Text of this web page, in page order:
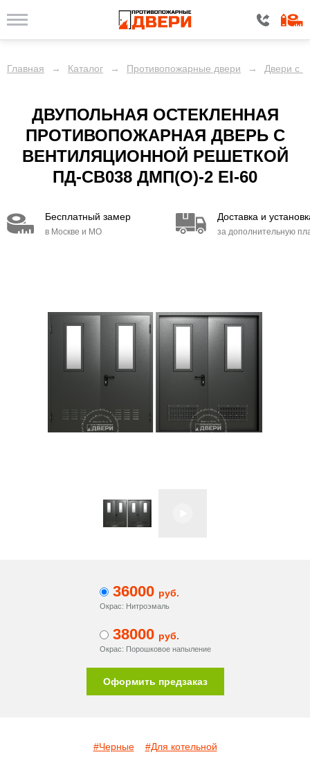
Главная → Каталог → Противопожарные двери → Двери с
ДВУПОЛЬНАЯ ОСТЕКЛЕННАЯ
ПРОТИВОПОЖАРНАЯ ДВЕРЬ С
ВЕНТИЛЯЦИОННОЙ РЕШЕТКОЙ
ПД-СВ038 ДМП(О)-2 EI-60
Бесплатный замер
в Москве и МО
Доставка и
за дополнительную
36000 руб.
Окрас: Нитроэмаль
38000 руб.
Окрас: Порошковое напыление
Оформить предзаказ
#Черные #Для котельной